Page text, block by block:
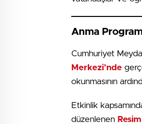
Anma
Cumhuriyet
Merkezi’nde
okunmasının
Etkinlik
düzenlenen